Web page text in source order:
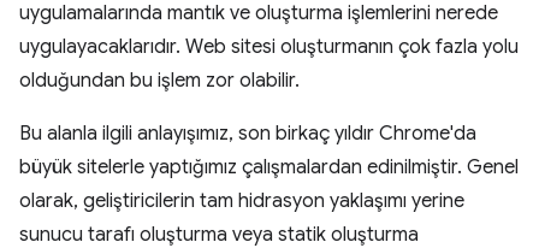
uygulamalarında mantık ve oluşturma işlemlerini nerede
uygulayacaklarıdır. Web sitesi oluşturmanın çok fazla yolu
olduğundan bu işlem zor olabilir.
Bu alanla ilgili anlayışımız, son birkaç yıldır Chrome'da
büyük sitelerle yaptığımız çalışmalardan edinilmiştir. Genel
olarak, geliştiricilerin tam hidrasyon yaklaşımı yerine
sunucu tarafı oluşturma veya statik oluşturma